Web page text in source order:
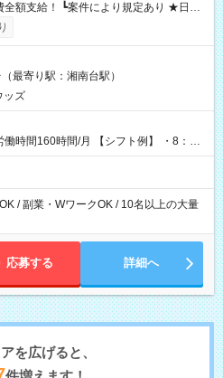
働いたその日に現金GET♪ お仕事後はコ
落とせます！ 【試用期間】試
最寄り駅：湘南台駅）
ッズ
/月 【シフト例】 ・8：00
/ 副業・WワークOK / 10名以上の大量
応募する 詳細へ
を広げると、